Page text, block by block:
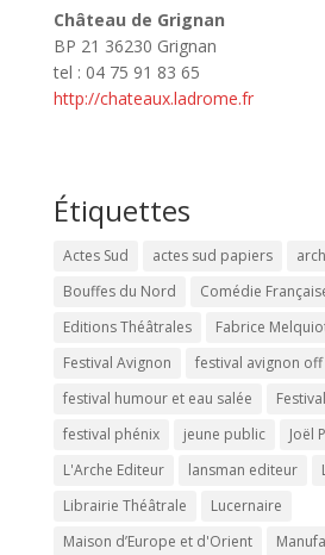
Château de Grignan
BP 21 36230 Grignan
tel : 04 75 91 83 65
http://chateaux.ladrome.fr
Étiquettes
Actes Sud actes sud papiers
Bouffes du Nord
Comédie
Editions Théâtrales
Fabrice
Festival Avignon
festival avignon off
festival humour et eau salée
festival phénix
jeune public
Joël
L'Arche Editeur
lansman editeur
Librairie Théâtrale
Lucernaire
Maison d’Europe et d'Orient